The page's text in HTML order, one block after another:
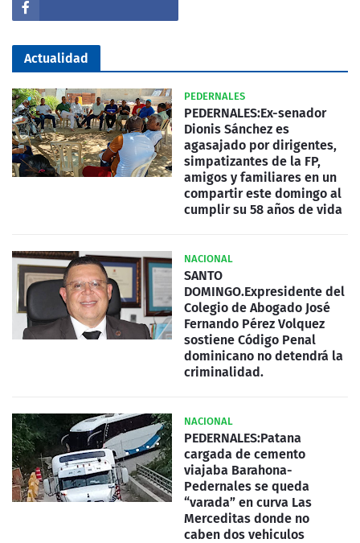
Actualidad
PEDERNALES
PEDERNALES:Ex-senador
Dionis Sánchez es
agasajado por dirigentes,
simpatizantes de la FP,
amigos y familiares en un
compartir este domingo al
cumplir su 58 años de vida
NACIONAL
SANTO
DOMINGO.Expresidente del
Colegio de Abogado José
Fernando Pérez Volquez
sostiene Código Penal
dominicano no detendrá la
criminalidad.
NACIONAL
PEDERNALES:Patana
cargada de cemento
viajaba Barahona-
Pedernales se queda
“varada” en curva Las
Merceditas donde no
caben dos vehiculos